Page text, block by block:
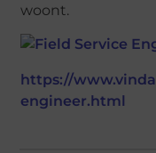
woont.
https://
engineer.html